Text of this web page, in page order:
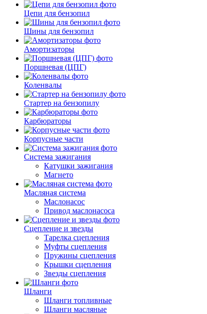
Цепи для бензопил
Шины для бензопил
Амортизаторы
Поршневая (ЦПГ)
Коленвалы
Стартер на бензопилу
Карбюраторы
Корпусные части
Система зажигания
Катушки зажигания
Магнето
Масляная система
Маслонасос
Привод маслонасоса
Сцепление и звезды
Тарелка сцепления
Муфты сцепления
Пружины сцепления
Крышки сцепления
Звезды сцепления
Шланги
Шланги топливные
Шланги масляные